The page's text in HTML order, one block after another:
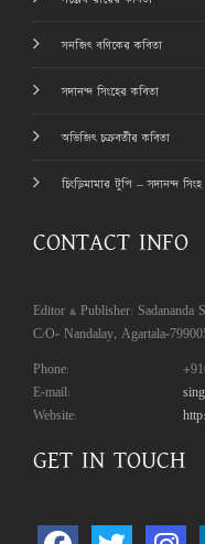
সনজিৎ বণিকের কবিতা
সদানন্দ সিংহের কবিতা
অভিজিৎ চক্রবর্তীর কবিতা
চিংড়িমামার টুপি – সদানন্দ সিংহ
CONTACT INFO
Editor & Publisher: Sadananda
C/O- Nandalay, Agartala-
Phone:
E-mail:
Website:
GET IN TOUCH